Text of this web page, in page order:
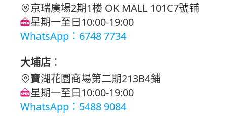
京瑞廣場2期1楼 OK MALL 101C7號铺
星期一至日10:00-19:00
WhatsApp：6748 7734
大埔店 ：
寶湖花園商場第二期213B4鋪
星期一至日10:00-19:00
WhatsApp：5488 9084